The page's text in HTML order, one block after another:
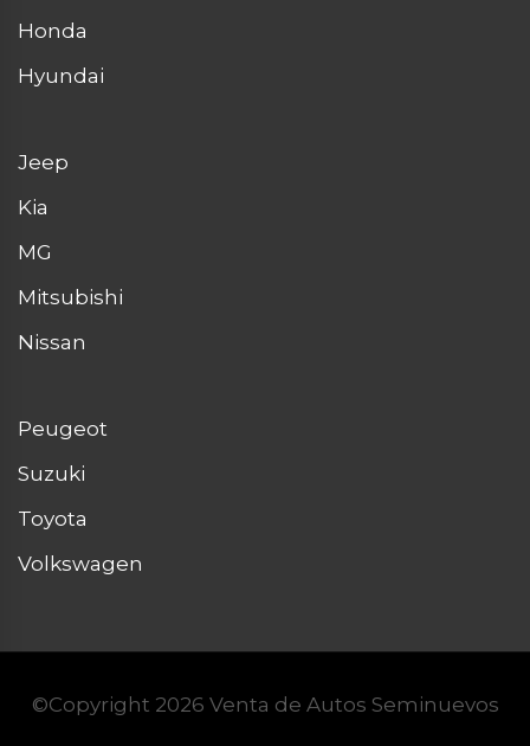
Honda
Hyundai
Jeep
Kia
MG
Mitsubishi
Nissan
Peugeot
Suzuki
Toyota
Volkswagen
©Copyright 2026 Venta de Autos Seminuevos